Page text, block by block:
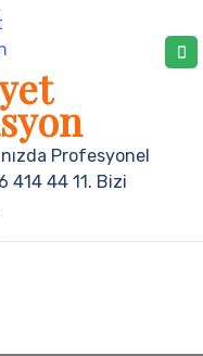
Profesyonel
414 44 11. Bizi